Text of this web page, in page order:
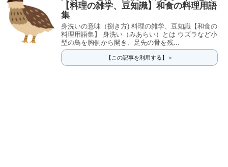
【料理の雑学、豆知識】和食の料理用語
集
身洗いの意味（捌き方) 料理の雑学、豆知識【和食の
料理用語集】 身洗い（みあらい）とは ウズラなど小
型の鳥を胸側から開き、足先の骨を残...
【この記事を利用する】＞